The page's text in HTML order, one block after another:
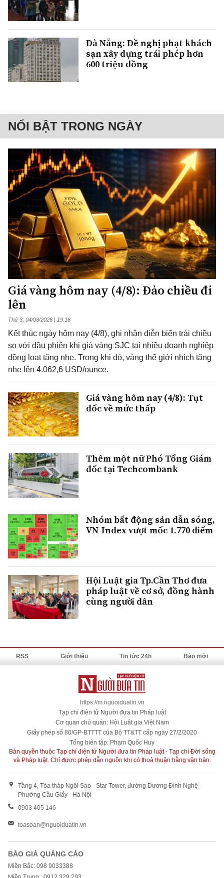
Đà Nẵng: Đề nghị phạt khách
sạn xây dựng trái phép hơn
600 triệu đồng
NỔI BẬT TRONG NGÀY
Giá vàng hôm nay (4/8): Đảo chiều đi
lên
Thứ 3, 04/08/2026 | 19:16
Kết thúc ngày hôm nay (4/8), ghi nhận diễn biến trái chiều
so với đầu phiên khi giá vàng SJC tại nhiều doanh nghiệp
đồng loạt tăng nhẹ. Trong khi đó, vàng thế giới nhích tăng
nhẹ lên 4.062,6 USD/ounce.
Giá vàng hôm nay (4/8): Tụt
dốc về mức thấp
Thêm một nữ Phó Tổng Giám
đốc tại Techcombank
Nhóm bất động sản dẫn sóng,
VN-Index vượt mốc 1.770 điểm
Hội Luật gia Tp.Cần Thơ đưa
pháp luật về cơ sở, đồng hành
cùng người dân
RSS Giới thiệu Tin tức 24h Báo mới
https://m.nguoiduatin.vn
Tạp chí điện tử Người đưa tin Pháp luật
Cơ quan chủ quản: Hội Luật gia Việt Nam
Giấy phép số 80/GP-BTTTT của Bộ TT&TT cấp ngày 27/2/2020
Tổng biên tập: Phạm Quốc Huy
Bản quyền thuộc Tạp chí điện tử Người đưa tin Pháp luật - Tạp chí Đời sống
và Pháp luật. Chỉ được phép dẫn nguồn khi có thoả thuận bằng văn bản.
Tầng 4, Tòa tháp Ngôi Sao - Star Tower, đường Dương Đình Nghệ -
Phường Cầu Giấy - Hà Nội
0903 405 146
toasoan@nguoiduatin.vn
BÁO GIÁ QUẢNG CÁO
Miền Bắc: 098 9033388